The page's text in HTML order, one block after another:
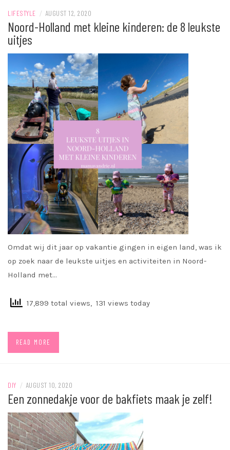
LIFESTYLE / AUGUST 12, 2020
Noord-Holland met kleine kinderen: de 8 leukste
uitjes
Omdat wij dit jaar op vakantie gingen in eigen land, was ik
op zoek naar de leukste uitjes en activiteiten in Noord-
Holland met…
17,899 total views, 131 views today
READ MORE
DIY / AUGUST 10, 2020
Een zonnedakje voor de bakfiets maak je zelf!